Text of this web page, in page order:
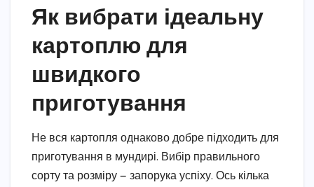
Як вибрати ідеальну
картоплю для
швидкого
приготування
Не вся картопля однаково добре підходить для
приготування в мундирі. Вибір правильного
сорту та розміру — запорука успіху. Ось кілька